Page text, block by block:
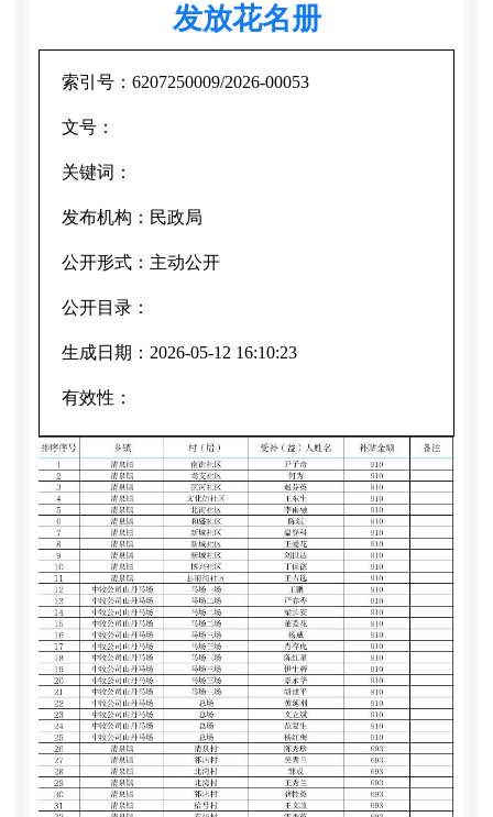
发放花名册
索引号： 6207250009/2026-00053
文号：
关键词：
发布机构： 民政局
公开形式： 主动公开
公开目录：
生成日期： 2026-05-12 16:10:23
有效性：